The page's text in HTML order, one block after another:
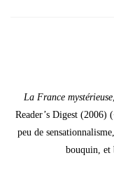
La France mys­té­rieuse
Rea­der’s Digest (2006)
peu de
bou­quin, et